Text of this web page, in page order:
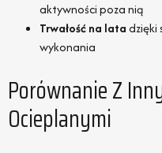
aktywności poza nią
Trwałość na latadzięki
wykonania
Porównanie Z
Ocieplanymi